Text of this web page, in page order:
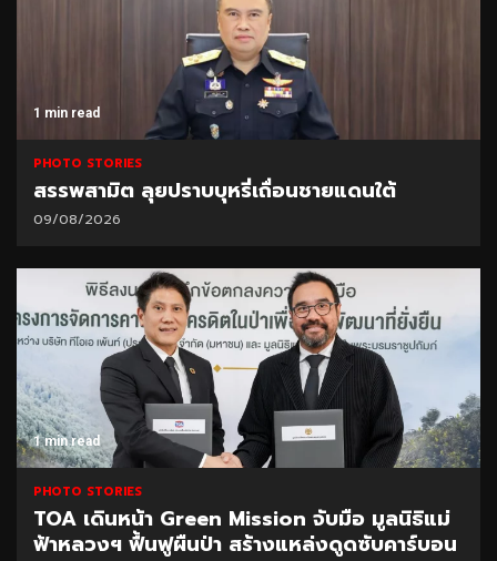
1 min read
PHOTO STORIES
สรรพสามิต ลุยปราบบุหรี่เถื่อนชายแดนใต้
09/08/2026
1 min read
PHOTO STORIES
TOA เดินหน้า Green Mission จับมือ มูลนิธิแม่
ฟ้าหลวงฯ ฟื้นฟูผืนป่า สร้างแหล่งดูดซับคาร์บอน